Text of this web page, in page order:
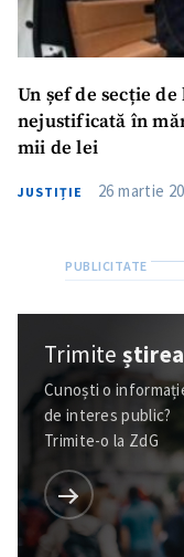
Un șef de secție
nejustificată în
mii de lei
JUSTIȚIE 26 martie
Trimite
Cunoști o
de interes public?
Trimite-o la ZdG